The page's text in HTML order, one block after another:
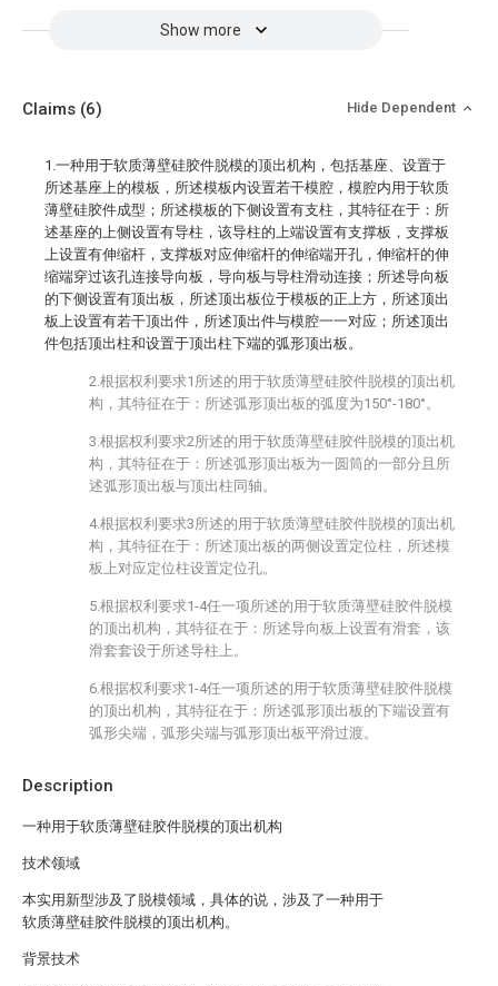
Show more
Description
一种用于软质薄壁硅胶件脱模的顶出机构
技术领域
本实用新型涉及了脱模领域，具体的说，涉及了一种用于
软质薄壁硅胶件脱模的顶出机构。
背景技术
Claims (6) Hide Dependent
1.一种用于软质薄壁硅胶件脱模的顶出机构，包括基座、设置于
所述基座上的模板，所述模板内设置若干模腔，模腔内用于软质
薄壁硅胶件成型；所述模板的下侧设置有支柱，其特征在于：所
述基座的上侧设置有导柱，该导柱的上端设置有支撑板，支撑板
上设置有伸缩杆，支撑板对应伸缩杆的伸缩端开孔，伸缩杆的伸
缩端穿过该孔连接导向板，导向板与导柱滑动连接；所述导向板
的下侧设置有顶出板，所述顶出板位于模板的正上方，所述顶出
板上设置有若干顶出件，所述顶出件与模腔一一对应；所述顶出
件包括顶出柱和设置于顶出柱下端的弧形顶出板。
2.根据权利要求1所述的用于软质薄壁硅胶件脱模的顶出机
构，其特征在于：所述弧形顶出板的弧度为150°-180°。
3.根据权利要求2所述的用于软质薄壁硅胶件脱模的顶出机
构，其特征在于：所述弧形顶出板为一圆筒的一部分且所
述弧形顶出板与顶出柱同轴。
4.根据权利要求3所述的用于软质薄壁硅胶件脱模的顶出机
构，其特征在于：所述顶出板的两侧设置定位柱，所述模
板上对应定位柱设置定位孔。
5.根据权利要求1-4任一项所述的用于软质薄壁硅胶件脱模
的顶出机构，其特征在于：所述导向板上设置有滑套，该
滑套套设于所述导柱上。
6.根据权利要求1-4任一项所述的用于软质薄壁硅胶件脱模
的顶出机构，其特征在于：所述弧形顶出板的下端设置有
弧形尖端，弧形尖端与弧形顶出板平滑过渡。